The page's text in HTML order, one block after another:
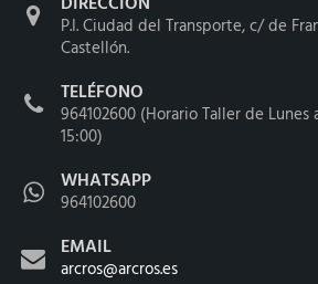
P.I. Ciudad del Transporte, c/ de
Castellón.
TELÉFONO
964102600 (Horario Taller de Lunes
15:00)
WHATSAPP
964102600
EMAIL
arcros@arcros.es